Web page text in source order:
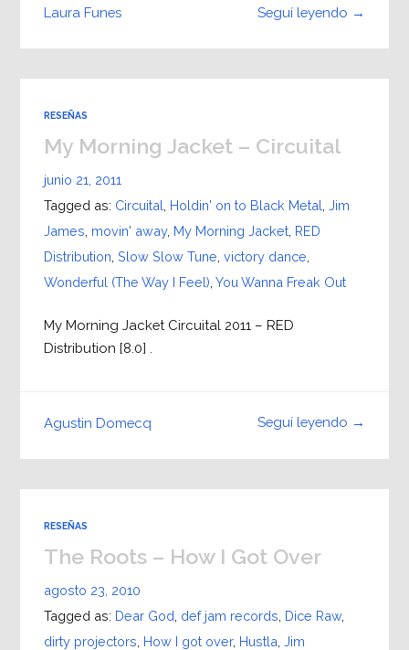
Seguí leyendo →
Laura Funes
RESEÑAS
My Morning Jacket – Circuital
junio 21, 2011
Tagged as: Circuital Holdin' on to Black Metal Jim
James movin' away, My Morning Jacket, RED
Distribution Slow Slow Tune victory dance
Wonderful (The Way I Feel) You Wanna Freak Out
My Morning Jacket Circuital 2011 – RED
Distribution [8.0] .
Seguí leyendo →
Agustin Domecq
RESEÑAS
The Roots – How I Got Over
agosto 23, 2010
Tagged as: Dear God def jam records Dice Raw,
dirty projectors How I got over, Hustla Jim